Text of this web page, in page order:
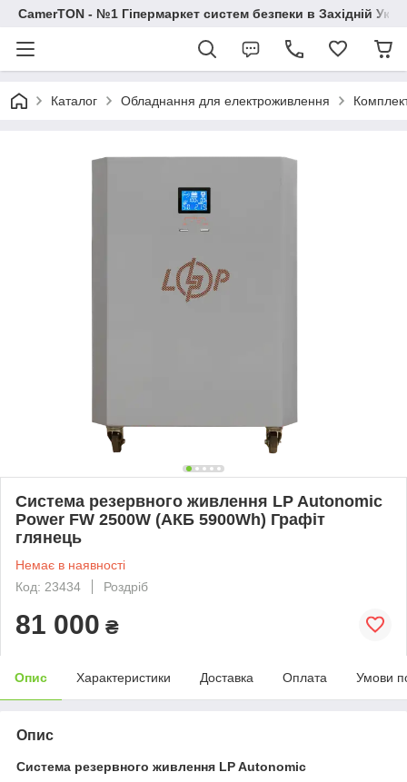
CamerTON - №1 Гіпермаркет систем безпеки в Західній
Каталог Обладнання для електроживлення
Система резервного живлення LP Autonomic
Power FW 2500W (АКБ 5900Wh) Графіт
глянець
Немає в наявності
Код: 23434
Роздріб
81 000 ₴
Опис Характеристики Доставка Оплата Умови
Опис
Система резервного живлення LP Autonomic